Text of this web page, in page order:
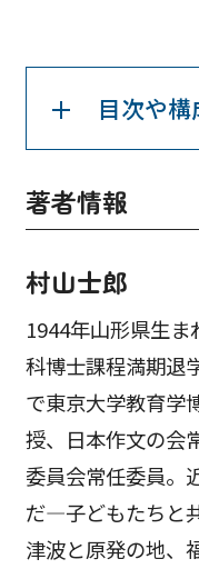
目次や構
著者情報
村山士郎
1944年山形県生
科博士課程満期退
で東京大学教育学
授、日本作文の会
委員会常任委員。
だ―子どもたちと
津波と原発の地、